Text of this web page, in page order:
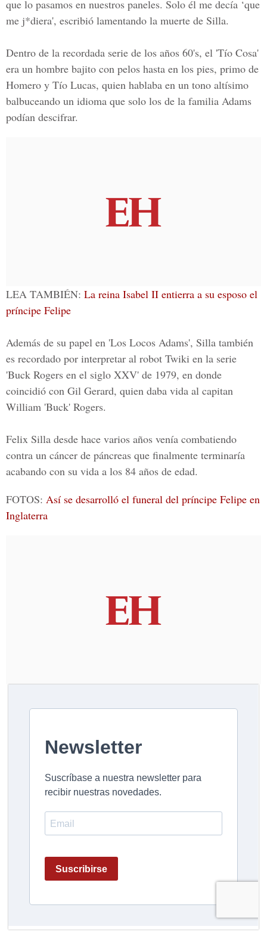
que lo pasamos en nuestros paneles. Solo él me decía ‘que
me j*diera', escribió lamentando la muerte de Silla.
Dentro de la recordada serie de los años 60's, el 'Tío Cosa'
era un hombre bajito con pelos hasta en los pies, primo de
Homero y Tío Lucas, quien hablaba en un tono altísimo
balbuceando un idioma que solo los de la familia Adams
podían descifrar.
LEA TAMBIÉN: La reina Isabel II entierra a su esposo el
príncipe Felipe
Además de su papel en 'Los Locos Adams', Silla también
es recordado por interpretar al robot Twiki en la serie
'Buck Rogers en el siglo XXV' de 1979, en donde
coincidió con Gil Gerard, quien daba vida al capitan
William 'Buck' Rogers.
Felix Silla desde hace varios años venía combatiendo
contra un cáncer de páncreas que finalmente terminaría
acabando con su vida a los 84 años de edad.
FOTOS: Así se desarrolló el funeral del príncipe Felipe en
Inglaterra